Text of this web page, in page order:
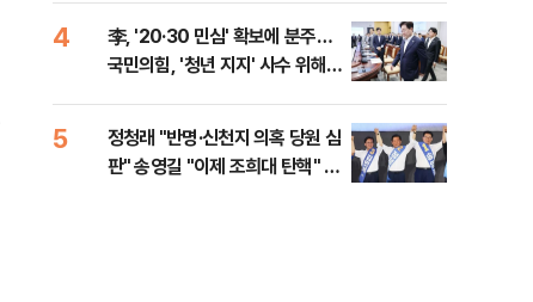
4
李, '20·30 민심' 확보에 분주…
국민의힘, '청년 지지' 사수 위해
5
정청래 "반명·신천지 의혹 당원 심
판" 송영길 "이제 조희대 탄핵" 김